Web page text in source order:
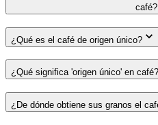
café?
¿Qué es el café de origen único?
¿Qué significa 'origen único' en café?
¿De dónde obtiene sus granos el